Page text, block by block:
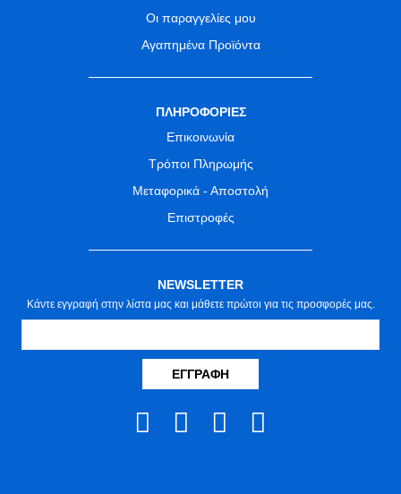
Οι παραγγελίες μου
Αγαπημένα Προϊόντα
ΠΛΗΡΟΦΟΡΙΕΣ
Επικοινωνία
Τρόποι Πληρωμής
Μεταφορικά - Αποστολή
Επιστροφές
NEWSLETTER
Κάντε εγγραφή στην λίστα μας και μάθετε πρώτοι για τις προσφορές μας.
ΕΓΓΡΑΦΉ